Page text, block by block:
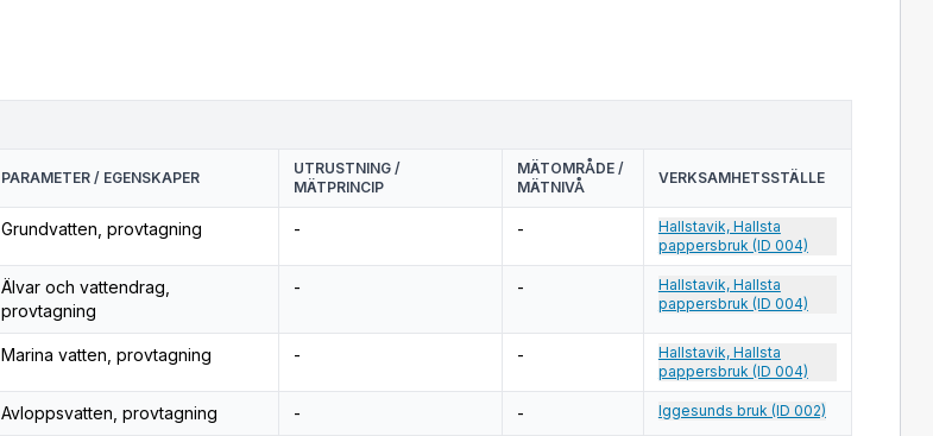
PARAMETER / EGENSKAPER
UTRUSTNING /
MÄTPRINCIP
MÄTOMRÅDE /
MÄTNIVÅ
VERKSAMHETSSTÄLLE
Grundvatten, provtagning - -
Hallstavik, Hallsta
pappersbruk (ID 004)
Älvar och vattendrag,
provtagning
- -
Hallstavik, Hallsta
pappersbruk (ID 004)
Marina vatten, provtagning - -
Hallstavik, Hallsta
pappersbruk (ID 004)
Avloppsvatten, provtagning - - Iggesunds bruk (ID 002)